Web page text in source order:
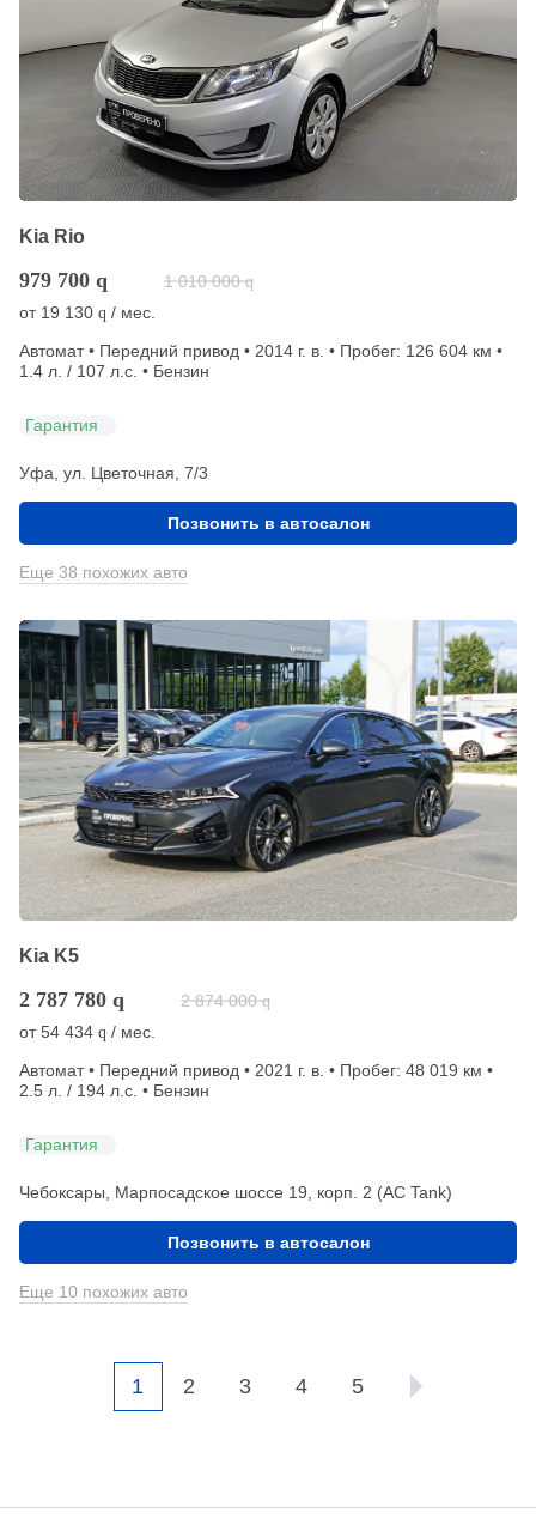
Kia Rio
979 700 q 1 010 000 q
от 19 130 q / мес.
Автомат • Передний привод • 2014 г. в. • Пробег: 126 604 км •
1.4 л. / 107 л.с. • Бензин
Гарантия
Уфа, ул. Цветочная, 7/3
Позвонить в автосалон
Еще 38 похожих авто
Kia K5
2 787 780 q 2 874 000 q
от54 434 q / мес.
Автомат • Передний привод • 2021 г. в. • Пробег: 48 019 км •
2.5 л. / 194 л.с. • Бензин
Гарантия
Чебоксары, Марпосадское шоссе 19, корп. 2 (АС Tank)
Позвонить в автосалон
Еще 10 похожих авто
1 2 3 4 5